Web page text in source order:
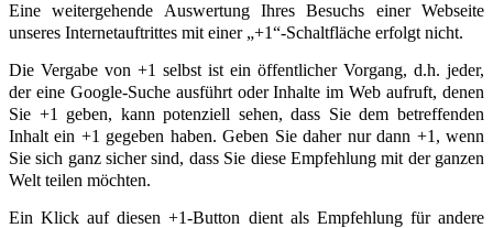
Eine weitergehende Auswertung Ihres Besuchs einer Webseite
unseres Internetauftrittes mit einer „+1“-Schaltfläche erfolgt nicht.
Die Vergabe von +1 selbst ist ein öffentlicher Vorgang, d.h. jeder,
der eine Google-Suche ausführt oder Inhalte im Web aufruft, denen
Sie +1 geben, kann potenziell sehen, dass Sie dem betreffenden
Inhalt ein +1 gegeben haben. Geben Sie daher nur dann +1, wenn
Sie sich ganz sicher sind, dass Sie diese Empfehlung mit der ganzen
Welt teilen möchten.
Ein Klick auf diesen +1-Button dient als Empfehlung für andere